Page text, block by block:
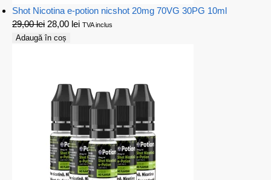
Shot Nicotina e-potion nicshot 20mg 70VG 30PG 10ml
29,00lei 28,00 lei TVA inclus
Adaugă în coș